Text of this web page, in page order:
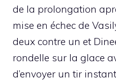
de la prolongation
mise en échec de
deux contre un et
rondelle sur la glace
d’envoyer un tir